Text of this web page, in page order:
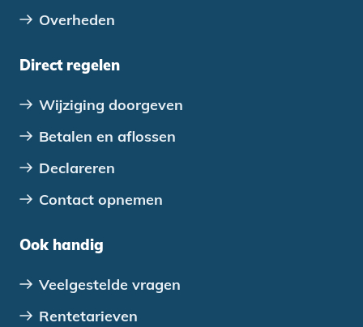
Overheden
Direct regelen
Wijziging doorgeven
Betalen en aflossen
Declareren
Contact opnemen
Ook handig
Veelgestelde vragen
Rentetarieven